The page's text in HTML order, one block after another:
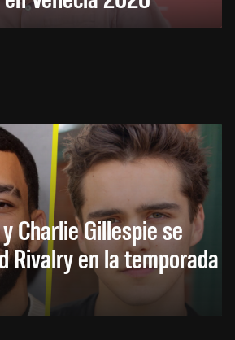
Charlie Gillespie se
Rivalry en la temporada